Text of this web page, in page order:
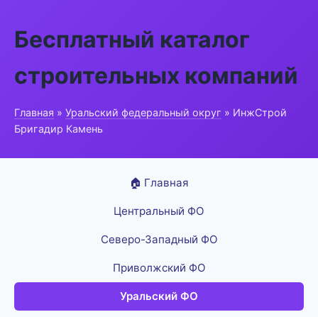
Бесплатный каталог
строительных компаний
Главная » Уральский федеральный округ » ИнжСтрой
Бригадир Камень
🏠 Главная
Центральный ФО
Северо-Западный ФО
Приволжский ФО
Уральский ФО